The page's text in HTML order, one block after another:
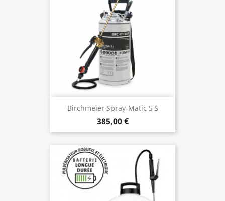
Birchmeier Spray‑Matic 5 S
385,00 €